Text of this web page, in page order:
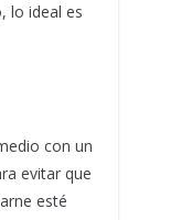
lo ideal es
con un
evitar que
esté